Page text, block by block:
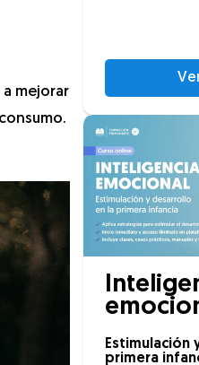
mejorar
Estimulación
primera